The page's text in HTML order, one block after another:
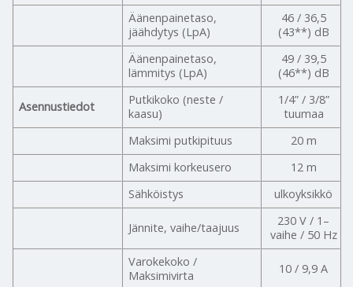
Äänenpainetaso,
jäähdytys (LpA)
46 / 36,5
(43**) dB
Äänenpainetaso,
lämmitys (LpA)
49 / 39,5
(46**) dB
Asennustiedot
Putkikoko (neste /
kaasu)
1/4” / 3/8”
tuumaa
Maksimi putkipituus
20 m
Maksimi korkeusero
12 m
Sähköistys
ulkoyksikkö
Jännite, vaihe/taajuus
230 V / 1–
vaihe / 50 Hz
Varokekoko /
Maksimivirta
10 / 9,9 A